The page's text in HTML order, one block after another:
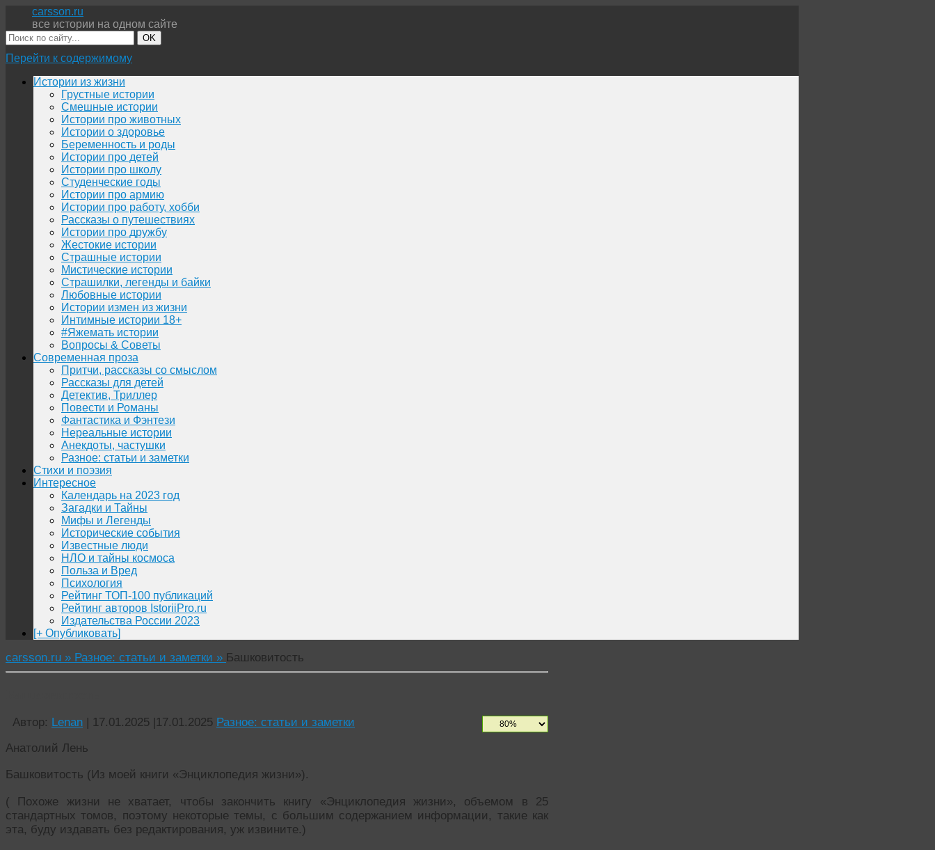
carsson.ru
все истории на одном сайте
OK
Перейти к содержимому
Истории из жизни
Грустные истории
Смешные истории
Истории про животных
Истории о здоровье
Беременность и роды
Истории про детей
Истории про школу
Студенческие годы
Истории про армию
Истории про работу, хобби
Рассказы о путешествиях
Истории про дружбу
Жестокие истории
Страшные истории
Мистические истории
Страшилки, легенды и байки
Любовные истории
Истории измен из жизни
Интимные истории 18+
#Яжемать истории
Вопросы & Советы
Современная проза
Притчи, рассказы со смыслом
Рассказы для детей
Детектив, Триллер
Повести и Романы
Фантастика и Фэнтези
Нереальные истории
Анекдоты, частушки
Разное: статьи и заметки
Стихи и поэзия
Интересное
Календарь на 2023 год
Загадки и Тайны
Мифы и Легенды
Исторические события
Известные люди
НЛО и тайны космоса
Польза и Вред
Психология
Рейтинг ТОП-100 публикаций
Рейтинг авторов IstoriiPro.ru
Издательства России 2023
[+ Опубликовать]
carsson.ru » Разное: статьи и заметки » Башковитость
Автор: Lenan | 17.01.2025 |17.01.2025 Разное: статьи и заметки
Анатолий Лень
Башковитость (Из моей книги «Энциклопедия жизни»).
( Похоже жизни не хватает, чтобы закончить книгу «Энциклопедия жизни», объемом в 25
стандартных томов, поэтому некоторые темы, с большим содержанием информации, такие как
эта, буду издавать без редактирования, уж извините.)